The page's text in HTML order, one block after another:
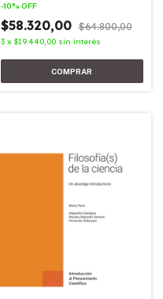
-10% OFF
$58.320,00 $64.800,00
3 x $19.440,00 sin interés